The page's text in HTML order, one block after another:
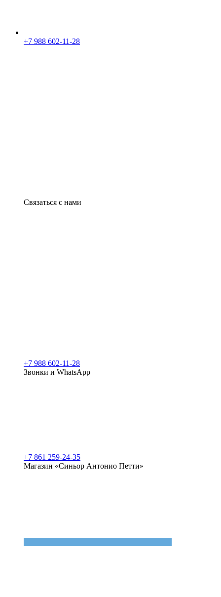
+7 988 602-11-28
Связаться с нами
+7 988 602-11-28
Звонки и WhatsApp
+7 861 259-24-35
Магазин «Синьор Антонио Петти»